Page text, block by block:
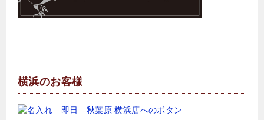
横浜のお客様